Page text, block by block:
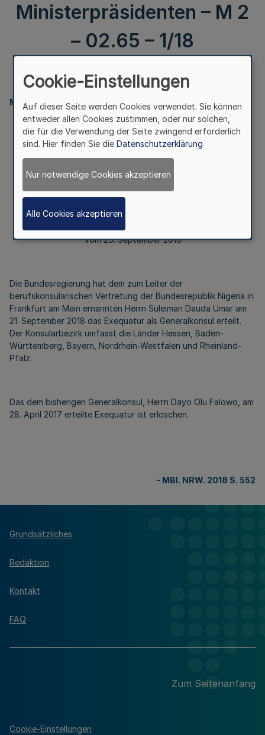
Ministerpräsidenten – M 2
– 02.65 – 1/18
II.
Ministerpräsident
Berufskonsularische Vertretung
der Bundesrepublik Nigeria in Frankfurt am Main
– M 2 – 02.65 – 1/18
Vom 25. September 2018
Die Bundesregierung hat dem zum Leiter der
berufskonsularischen Vertretung der Bundesrepublik Nigeria in
Frankfurt am Main ernannten Herrn Suleiman Dauda Umar am
21. September 2018 das Exequatur als Generalkonsul erteilt.
Der Konsularbezirk umfasst die Länder Hessen, Baden-
Württemberg, Bayern, Nordrhein-Westfalen und Rheinland-
Pfalz.
Das dem bisherigen Generalkonsul, Herrn Dayo Olu Falowo, am
28. April 2017 erteilte Exequatur ist erloschen.
- MBl. NRW. 2018 S. 552
Grundsätzliches
Redaktion
Kontakt
FAQ
Zum Seitenanfang
Cookie-Einstellungen
Cookie-Einstellungen
Auf dieser Seite werden Cookies verwendet. Sie können
entweder allen Cookies zustimmen, oder nur solchen,
die für die Verwendung der Seite zwingend erforderlich
sind. Hier finden Sie die Datenschutzerklärung
Nur notwendige Cookies akzeptieren
Alle Cookies akzeptieren